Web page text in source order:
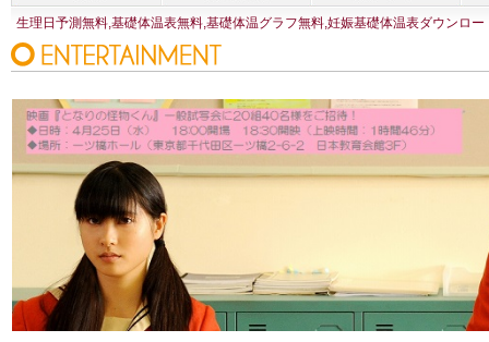
生理日予測無料,基礎体温表無料,基礎体温グラフ無料,妊娠基礎体温表ダウンロ